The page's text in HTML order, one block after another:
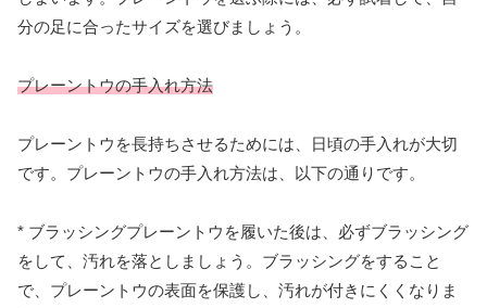
分の足に合ったサイズを選びましょう。
プレーントウの手入れ方法
プレーントウを長持ちさせるためには、日頃の手入れが大切
です。プレーントウの手入れ方法は、以下の通りです。
* ブラッシングプレーントウを履いた後は、必ずブラッシング
をして、汚れを落としましょう。ブラッシングをすること
で、プレーントウの表面を保護し、汚れが付きにくくなりま